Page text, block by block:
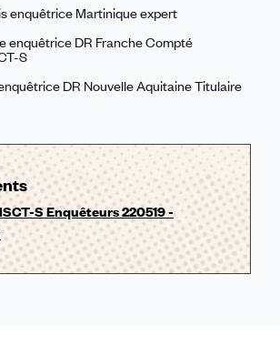
enquêtrice Martinique expert
enquêtrice DR Franche Compté
S
DR Nouvelle Aquitaine Titulaire
S Enquêteurs 220519 -